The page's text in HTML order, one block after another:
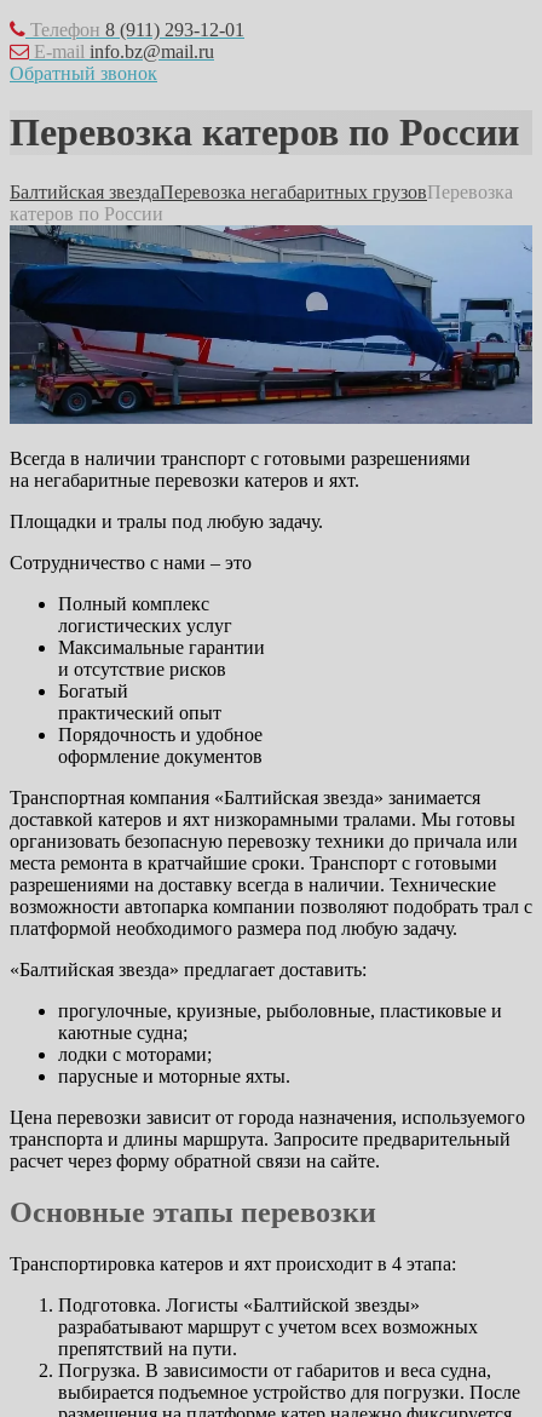
Телефон 8 (911) 293-12-01
E-mail info.bz@mail.ru
Обратный звонок
Перевозка катеров по России
Балтийская звездаПеревозка негабаритных грузовПеревозка
катеров по России
Всегда в наличии транспорт с готовыми разрешениями
на негабаритные перевозки катеров и яхт.
Площадки и тралы под любую задачу.
Сотрудничество с нами – это
Полный комплекс
логистических услуг
Максимальные гарантии
и отсутствие рисков
Богатый
практический опыт
Порядочность и удобное
оформление документов
Транспортная компания «Балтийская звезда» занимается
доставкой катеров и яхт низкорамными тралами. Мы готовы
организовать безопасную перевозку техники до причала или
места ремонта в кратчайшие сроки. Транспорт с готовыми
разрешениями на доставку всегда в наличии. Технические
возможности автопарка компании позволяют подобрать трал с
платформой необходимого размера под любую задачу.
«Балтийская звезда» предлагает доставить:
прогулочные, круизные, рыболовные, пластиковые и
каютные судна;
лодки с моторами;
парусные и моторные яхты.
Цена перевозки зависит от города назначения, используемого
транспорта и длины маршрута. Запросите предварительный
расчет через форму обратной связи на сайте.
Основные этапы перевозки
Транспортировка катеров и яхт происходит в 4 этапа:
Подготовка. Логисты «Балтийской звезды»
разрабатывают маршрут с учетом всех возможных
препятствий на пути.
Погрузка. В зависимости от габаритов и веса судна,
выбирается подъемное устройство для погрузки. После